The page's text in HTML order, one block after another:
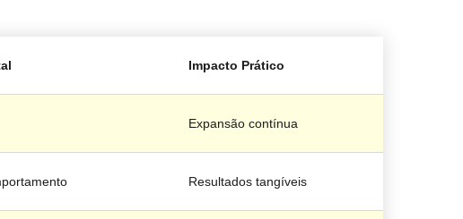
Impacto Prático
Expansão contínua
Resultados tangíveis